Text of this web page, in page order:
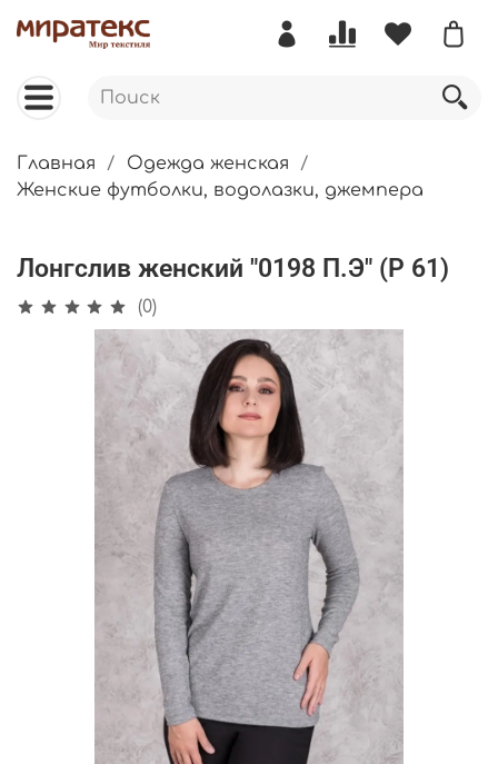
Главная
Одежда женская
Женские футболки, водолазки, джемпера
Лонгслив женский "0198 П.Э" (Р 61)
(0)